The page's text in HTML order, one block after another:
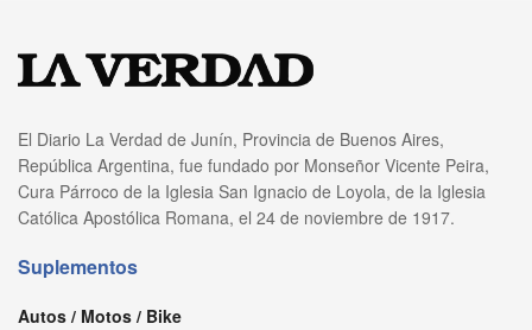
El Diario La Verdad de Junín, Provincia de Buenos Aires,
República Argentina, fue fundado por Monseñor Vicente Peira,
Cura Párroco de la Iglesia San Ignacio de Loyola, de la Iglesia
Católica Apostólica Romana, el 24 de noviembre de 1917.
Suplementos
Autos / Motos / Bike